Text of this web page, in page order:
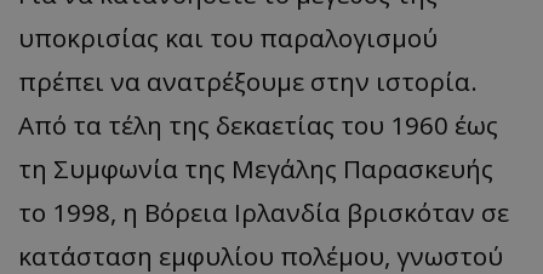
υποκρισίας και του παραλογισμού
πρέπει να ανατρέξουμε στην ιστορία.
Από τα τέλη της δεκαετίας του 1960 έως
τη Συμφωνία της Μεγάλης Παρασκευής
το 1998, η Βόρεια Ιρλανδία βρισκόταν σε
κατάσταση εμφυλίου πολέμου, γνωστού